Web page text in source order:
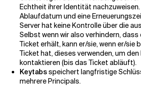
Echtheit ihrer Identität
Ablaufdatum und eine
Server hat keine Kontrolle über die
Selbst wenn wir also verhindern, dass
Ticket erhält, kann er/sie, wenn er/sie
Ticket hat, dieses verwenden, um den
kontaktieren (bis das Ticket abläuft).
Keytabsspeichert langfristige
mehrere Principals.